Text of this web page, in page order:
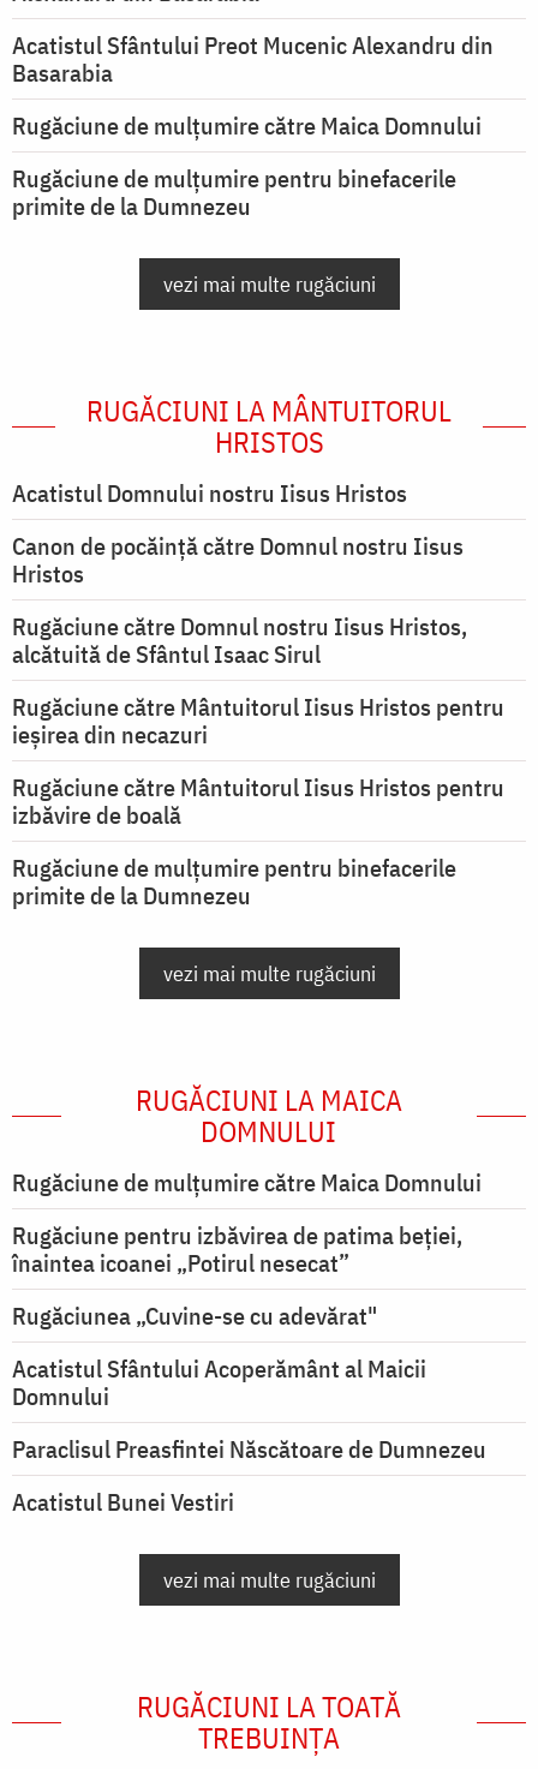
Acatistul Sfântului Preot Mucenic Alexandru din
Basarabia
Rugăciune de mulţumire către Maica Domnului
Rugăciune de mulțumire pentru binefacerile
primite de la Dumnezeu
vezi mai multe rugăciuni
RUGĂCIUNI LA MÂNTUITORUL
HRISTOS
Acatistul Domnului nostru Iisus Hristos
Canon de pocăință către Domnul nostru Iisus
Hristos
Rugăciune către Domnul nostru Iisus Hristos,
alcătuită de Sfântul Isaac Sirul
Rugăciune către Mântuitorul Iisus Hristos pentru
ieşirea din necazuri
Rugăciune către Mântuitorul Iisus Hristos pentru
izbăvire de boală
Rugăciune de mulțumire pentru binefacerile
primite de la Dumnezeu
vezi mai multe rugăciuni
RUGĂCIUNI LA MAICA
DOMNULUI
Rugăciune de mulţumire către Maica Domnului
Rugăciune pentru izbăvirea de patima beției,
înaintea icoanei „Potirul nesecat”
Rugăciunea „Cuvine-se cu adevărat"
Acatistul Sfântului Acoperământ al Maicii
Domnului
Paraclisul Preasfintei Născătoare de Dumnezeu
Acatistul Bunei Vestiri
vezi mai multe rugăciuni
RUGĂCIUNI LA TOATĂ
TREBUINȚA